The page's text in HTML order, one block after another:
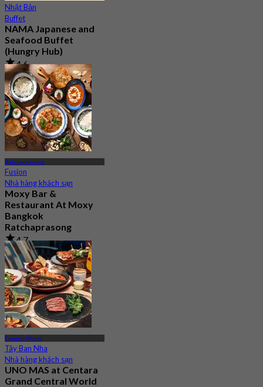
Nhật Bản
Buffet
NAMA Japanese and
Seafood Buffet
(Hungry Hub)
4.6
30.1K Đã đặt chỗ
Từ฿ 1,399.5
Ratchaprasong
Fusion
Nhà hàng khách sạn
Moxy Bar &
Restaurant At Moxy
Bangkok
Ratchaprasong
4.7
218 Đã đặt chỗ
Từ฿ 447.5
Central World
Tây Ban Nha
Nhà hàng khách sạn
UNO MAS at Centara
Grand Central World